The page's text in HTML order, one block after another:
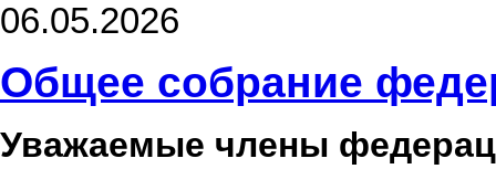
06.05.2026
Общее собрание
Уважаемые члены